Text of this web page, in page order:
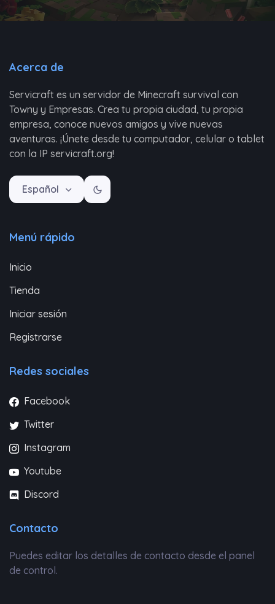
Acerca de
Servicraft es un servidor de Minecraft survival con
Towny y Empresas. Crea tu propia ciudad, tu propia
empresa, conoce nuevos amigos y vive nuevas
aventuras. ¡Únete desde tu computador, celular o tablet
con la IP servicraft.org!
Español
Menú rápido
Inicio
Tienda
Iniciar sesión
Registrarse
Redes sociales
Facebook
Twitter
Instagram
Youtube
Discord
Contacto
Puedes editar los detalles de contacto desde el panel
de control.